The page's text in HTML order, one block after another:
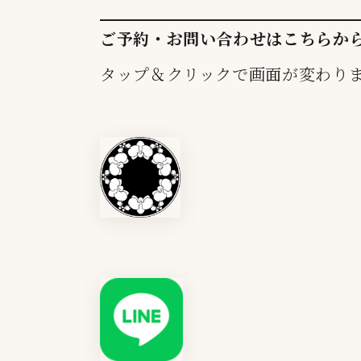
ご予約・お問い合わせはこちらか
タップ＆クリックで画面が変わり